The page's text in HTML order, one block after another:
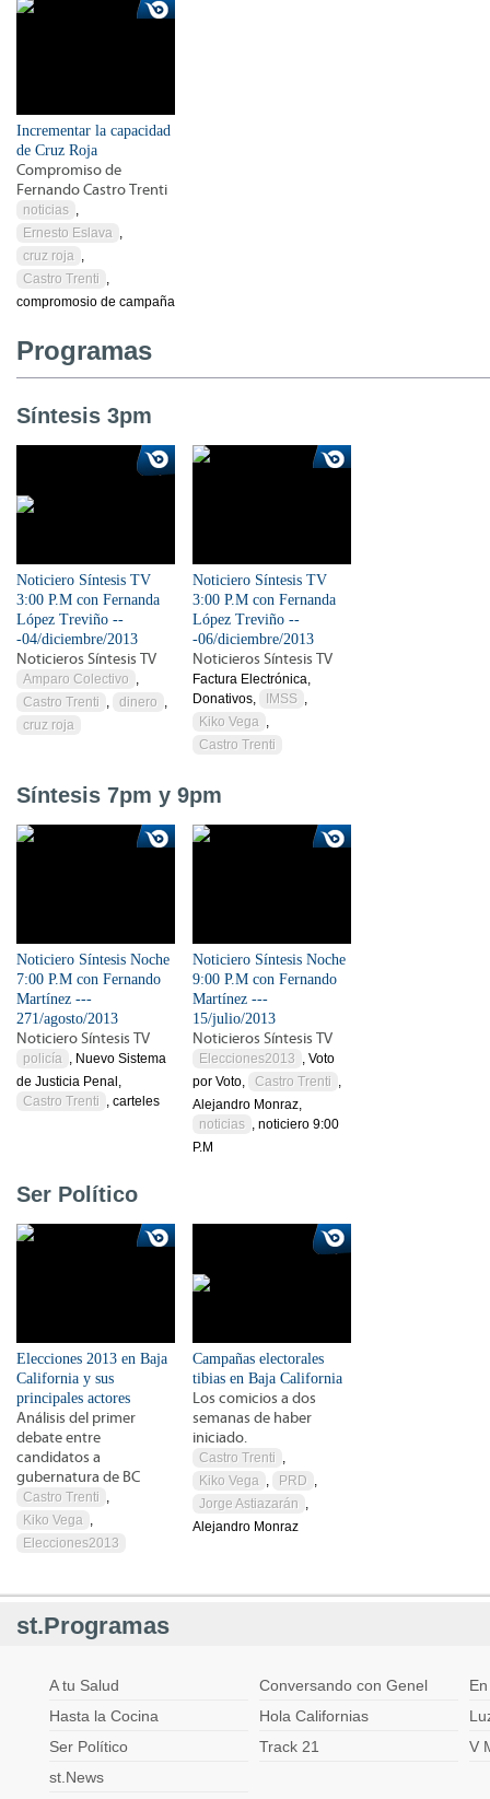
Incrementar la capacidad
de Cruz Roja
Compromiso de
Fernando Castro Trenti
noticias ,
Ernesto Eslava ,
cruz roja ,
Castro Trenti ,
compromosio de campaña
Programas
Síntesis 3pm
Noticiero Síntesis TV
3:00 P.M con Fernanda
López Treviño --
-04/diciembre/2013
Noticieros Síntesis TV
Amparo Colectivo ,
Castro Trenti , dinero ,
cruz roja
Noticiero Síntesis TV
3:00 P.M con Fernanda
López Treviño --
-06/diciembre/2013
Noticieros Síntesis TV
Factura Electrónica,
Donativos,
IMSS ,
Kiko Vega ,
Castro Trenti
Síntesis 7pm y 9pm
Noticiero Síntesis Noche
7:00 P.M con Fernando
Martínez ---
271/agosto/2013
Noticiero Síntesis TV
policía , Nuevo Sistema
de Justicia Penal,
Castro Trenti , carteles
Noticiero Síntesis Noche
9:00 P.M con Fernando
Martínez ---
15/julio/2013
Noticieros Síntesis TV
Elecciones2013 , Voto
por Voto,
Castro Trenti ,
Alejandro Monraz,
noticias , noticiero 9:00
P.M
Ser Político
Elecciones 2013 en Baja
California y sus
principales actores
Análisis del primer
debate entre
candidatos a
gubernatura de BC
Castro Trenti ,
Kiko Vega ,
Elecciones2013
Campañas electorales
tibias en Baja California
Los comicios a dos
semanas de haber
iniciado.
Castro Trenti ,
Kiko Vega , PRD ,
Jorge Astiazarán ,
Alejandro Monraz
st.Programas
A tu Salud Conversando con Genel
Hasta la Cocina
Hola Californias
Ser Político
Track 21
V
st.News